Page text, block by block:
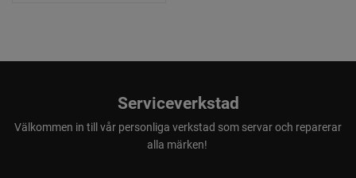
Serviceverkstad
Välkommen in till vår personliga verkstad som servar och reparerar
alla märken!